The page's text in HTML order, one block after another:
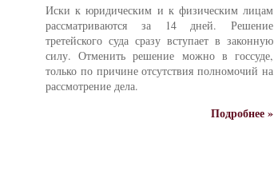
Иски к юридическим и к физическим лицам
рассматриваются за 14 дней. Решение
третейского суда сразу вступает в законную
силу. Отменить решение можно в госсуде,
только по причине отсутствия полномочий на
рассмотрение дела.
Подробнее »